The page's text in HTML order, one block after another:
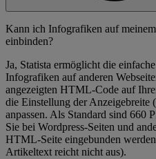
Kann ich Infografiken auf
einbinden?
Ja, Statista ermöglicht die
Infografiken auf anderen
angezeigten HTML-Code auf
die Einstellung der Anzeigebreite
anpassen. Als Standard sind 660
Sie bei Wordpress-Seiten und
HTML-Seite eingebunden
Artikeltext reicht nicht aus).